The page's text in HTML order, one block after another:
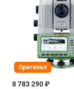
Оригинал
8 783 290 ₽